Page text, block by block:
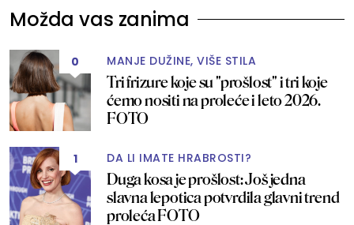
Možda vas zanima
0 MANJE DUŽINE, VIŠE STILA
Tri frizure koje su "prošlost" i tri koje
ćemo nositi na proleće i leto 2026.
FOTO
1 DA LI IMATE HRABROSTI?
Duga kosa je prošlost: Još jedna
slavna lepotica potvrdila glavni trend
proleća FOTO